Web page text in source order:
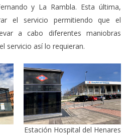
y La Rambla. Esta última,
el servicio permitiendo que el
a cabo diferentes maniobras
servicio así lo requieran.
Estación Hospital del Henares